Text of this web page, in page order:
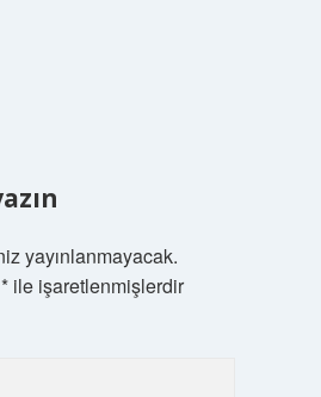
yayınlanmayacak.
*ile işaretlenmişlerdir